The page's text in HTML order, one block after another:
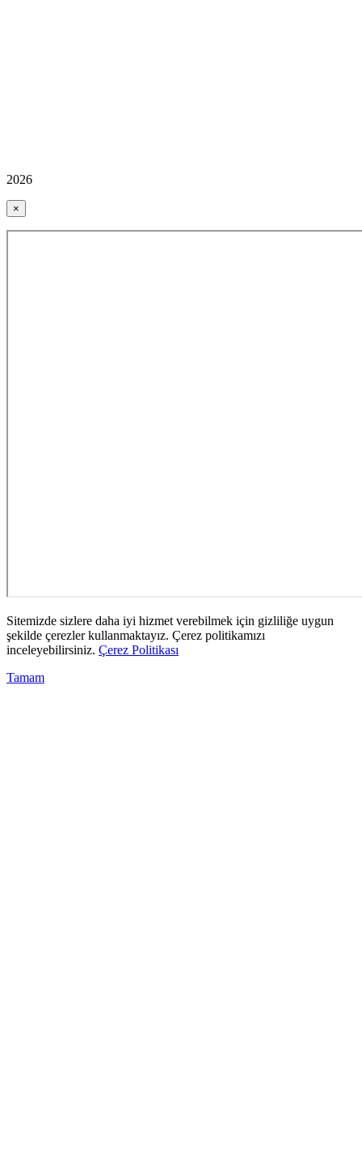
2026
×
Sitemizde sizlere daha iyi hizmet verebilmek için gizliliğe uygun
şekilde çerezler kullanmaktayız. Çerez politikamızı
inceleyebilirsiniz. Çerez Politikası
Tamam